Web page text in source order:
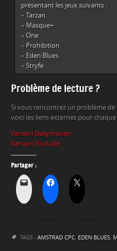
présentant les jeux suivants :
– Tarzan
– Masque+
– One
– Prohibition
– Eden Blues
– Stryfe
Problème de lecture ?
Si vous rencontrez un problème
voici les liens externes pour
Version Dailymotion
Version Youtube
Partager :
TAGS : AMSTRAD CPC, EDEN BLUES,